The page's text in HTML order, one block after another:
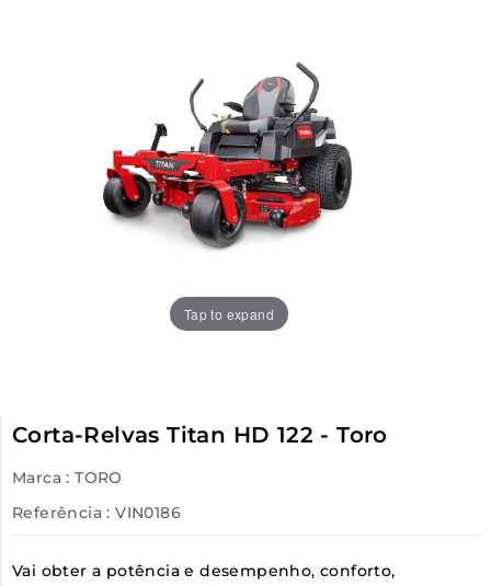
Tap to expand
Corta-Relvas Titan HD 122 - Toro
Marca : TORO
Referência : VIN0186
Vai obter a potência e desempenho, conforto,